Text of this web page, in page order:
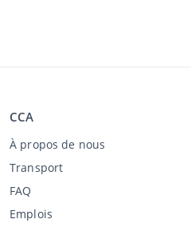
CCA
À propos de nous
Transport
FAQ
Emplois